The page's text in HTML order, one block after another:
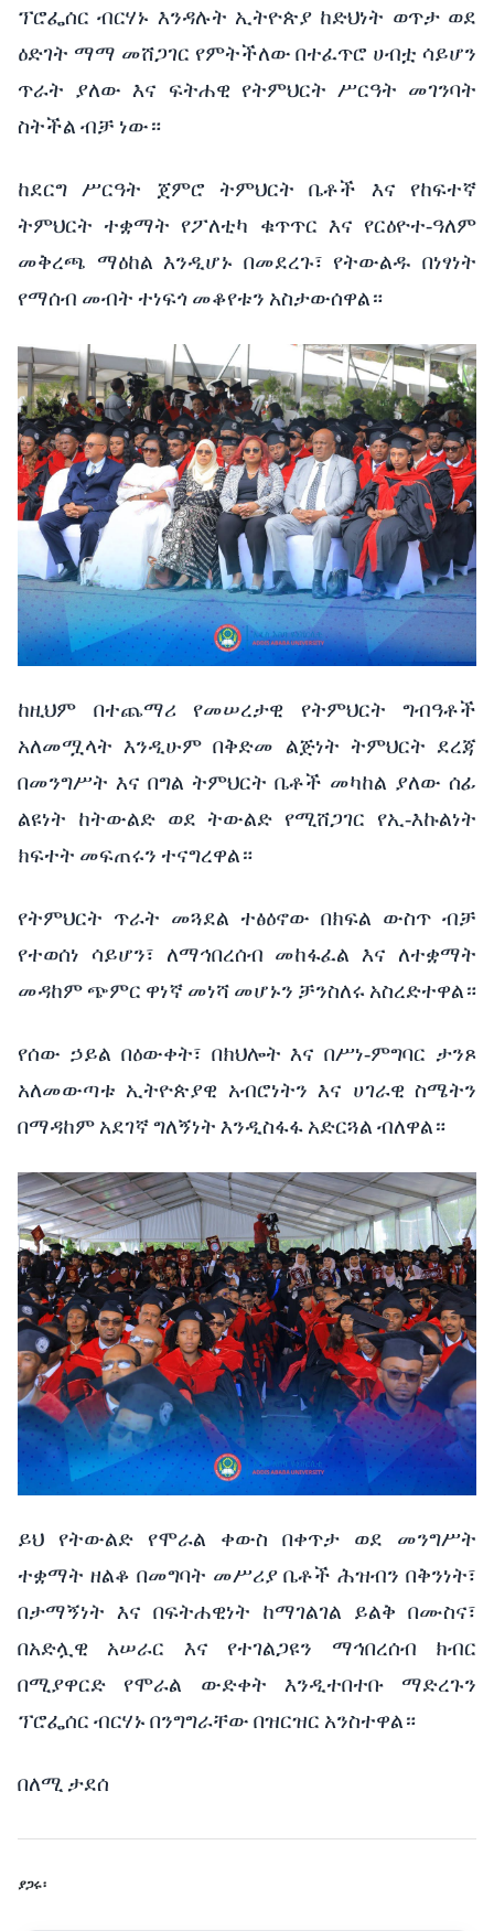
ፕሮፌሰር ብርሃኑ እንዳሉት ኢትዮጵያ ከድህነት ወጥታ ወደ
ዕድገት ማማ መሸጋገር የምትችለው በተፈጥሮ ሀብቷ ሳይሆን
ጥራት ያለው እና ፍትሐዊ የትምህርት ሥርዓት መገንባት
ስትችል ብቻ ነው።
ከደርግ ሥርዓት ጀምሮ ትምህርት ቤቶች እና
የከፍተኛ
ትምህርት ተቋማት የፖለቲካ ቁጥጥር እና የርዕዮተ-ዓለም
መቅረጫ ማዕከል እንዲሆኑ በመደረጉ፣ የትውልዱ በነፃነት
የማሰብ መብት ተነፍጎ መቆየቱን አስታውሰዋል።
ከዚህም በተጨማሪ የመሠረታዊ የትምህርት
ግብዓቶች
አለመሟላት እንዲሁም በቅድመ ልጅነት ትምህርት ደረጃ
በመንግሥት እና በግል ትምህርት ቤቶች መካከል ያለው ሰፊ
ልዩነት
ከትውልድ ወደ ትውልድ የሚሸጋገር የኢ-እኩልነት
ክፍተት መፍጠሩን ተናግረዋል።
የትምህርት ጥራት መጓደል ተፅዕኖው በክፍል ውስጥ ብቻ
የተወሰነ ሳይሆን፣ ለማኅበረሰብ መከፋፈል እና
ለተቋማት
መዳከም ጭምር ዋነኛ መነሻ መሆኑን ቻንስለሩ አስረድተዋል።
የሰው ኃይል በዕውቀት፣ በክህሎት እና በሥነ-ምግባር ታንጾ
አለመውጣቱ ኢትዮጵያዊ አብሮነትን እና ሀገራዊ ስሜትን
በማዳከም አደገኛግለኝነት እንዲስፋፋ አድርጓል ብለዋል።
ይህ የትውልድ የሞራል ቀውስ በቀጥታ ወደ
መንግሥት
ተቋማት ዘልቆ በመግባት መሥሪያ ቤቶች ሕዝብን በቅንነት፣
በታማኝነት እና በፍትሐዊነት ከማገልገል ይልቅ በሙስና፣
በአድሏዊ
አሠራር እና የተገልጋዩን ማኅበረሰብ
ክብር
በሚያዋርድ
የሞራል ውድቀት እንዲተበተቡ
ማድረጉን
ፕሮፌሰር ብርሃኑ በንግግራቸው በዝርዝር አንስተዋል።
በለሚ ታደሰ
ያጋሩ፡